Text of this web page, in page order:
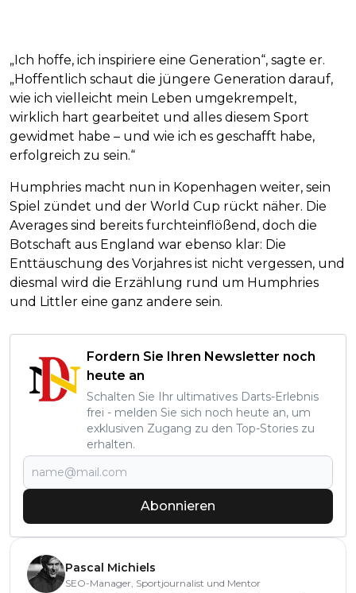
„Ich hoffe, ich inspiriere eine Generation“, sagte er.
„Hoffentlich schaut die jüngere Generation darauf,
wie ich vielleicht mein Leben umgekrempelt,
wirklich hart gearbeitet und alles diesem Sport
gewidmet habe – und wie ich es geschafft habe,
erfolgreich zu sein.“
Humphries macht nun in Kopenhagen weiter, sein
Spiel zündet und der World Cup rückt näher. Die
Averages sind bereits furchteinflößend, doch die
Botschaft aus England war ebenso klar: Die
Enttäuschung des Vorjahres ist nicht vergessen, und
diesmal wird die Erzählung rund um Humphries
und Littler eine ganz andere sein.
Fordern Sie Ihren Newsletter noch
heute an
Schalten Sie Ihr ultimatives Darts-Erlebnis
frei - melden Sie sich noch heute an, um
exklusiven Zugang zu den Top-Stories zu
erhalten.
Abonnieren
Pascal Michiels
SEO-Manager, Sportjournalist und Mentor